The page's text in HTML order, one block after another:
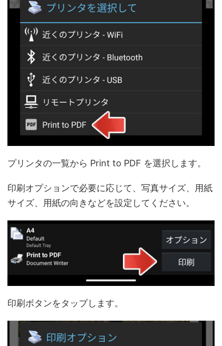
プリンタの一覧から Print to PDF を選択します。
印刷オプションで必要に応じて、写真サイズ、用紙
サイズ、用紙の向きなどを設定してください。
印刷ボタンをタップします。